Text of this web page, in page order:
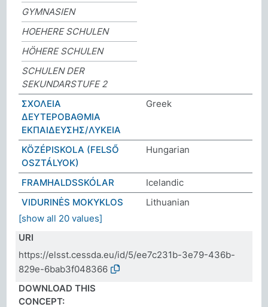
GYMNASIEN
HOEHERE SCHULEN
HÖHERE SCHULEN
SCHULEN DER
SEKUNDARSTUFE 2
ΣΧΟΛΕΙΑ
ΔΕΥΤΕΡΟΒΑΘΜΙΑ
ΕΚΠΑΙΔΕΥΣΗΣ/ΛΥΚΕΙΑ
Greek
KÖZÉPISKOLA (FELSŐ
OSZTÁLYOK)
Hungarian
FRAMHALDSSKÓLAR
Icelandic
VIDURINĖS MOKYKLOS
Lithuanian
[show all 20 values]
URI
https://elsst.cessda.eu/id/5/ee7c231b-3e79-436b-
829e-6bab3f048366
DOWNLOAD THIS
CONCEPT: